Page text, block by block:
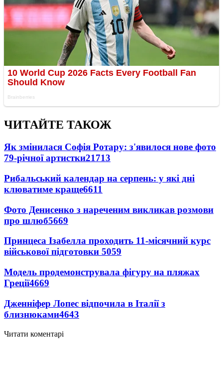
ЧИТАЙТЕ ТАКОЖ
Як змінилася Софія Ротару: з'явилося нове фото
79-річної артистки21713
Рибальський календар на серпень: у які дні
клюватиме краще6611
Фото Денисенко з нареченим викликав розмови
про шлюб5669
Принцеса Ізабелла проходить 11-місячний курс
військової підготовки 5059
Модель продемонструвала фігуру на пляжах
Греції4669
Дженніфер Лопес відпочила в Італії з
близнюками4643
Читати коментарі